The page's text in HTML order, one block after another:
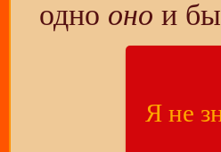
одно оно и
Я не